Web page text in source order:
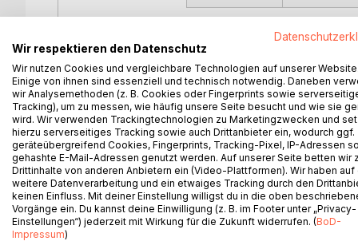
versammelt Liebesgedichte und Poesie, die leise
Und dennoch kritisch fragt:
warum ist nur denen
die eiskalt wurden
warm ums Herz?
WEITERE TITEL BEIBoD
Wir respektieren den Datenschutz
Wir nutzen Cookies und vergleichbare Technologien auf unserer Website.
Einige von ihnen sind essenziell und technisch notwendig. Daneben
wir Analysemethoden (z. B. Cookies oder Fingerprints sowie
Tracking), um zu messen, wie häufig unsere Seite besucht und wie sie
wird. Wir verwenden Trackingtechnologien zu Marketingzwecken und
hierzu serverseitiges Tracking sowie auch Drittanbieter ein, wodurch ggf.
geräteübergreifend Cookies, Fingerprints, Tracking-Pixel, IP-Adressen
gehashte E-Mail-Adressen genutzt werden. Auf unserer Seite betten wir
Drittinhalte von anderen Anbietern ein (Video-Plattformen). Wir haben auf
weitere Datenverarbeitung und ein etwaiges Tracking durch den
keinen Einfluss. Mit deiner Einstellung willigst du in die oben
Vorgänge ein. Du kannst deine Einwilligung (z. B. im Footer unter „Privacy-
Einstellungen“) jederzeit mit Wirkung für die Zukunft widerrufen. (BoD-
Impressum)